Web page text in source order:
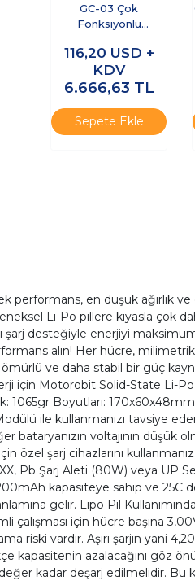
GC-03 Çok
Fonksiyonlu
Dedektörü
116,20 USD +
KDV
6.666,63 TL
Sepete Ekle
performans, en düşük
Li-Po pillere kıyasla
şarj desteğiyle enerjiyi
alın! Her hücre,
ve daha stabil bir güç
Motorobit Solid-State Li-Po
1065gr Boyutları:
ile kullanmanızı tavsiye
voltajının düşük
şarj cihazlarını
Pb Şarj Aleti (80W) veya UP
kapasiteye sahip ve 25C
gelir. Lipo Pil
için hücre başına
vardır. Aşırı şarjın yani
kapasitenin azalacağını göz
kadar deşarj edilmelidir.